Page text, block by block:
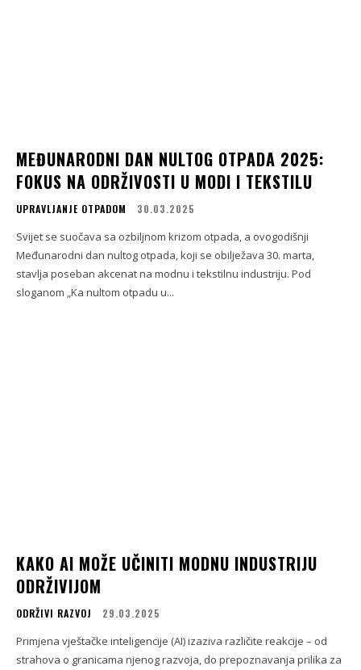
MEĐUNARODNI DAN NULTOG OTPADA 2025:
FOKUS NA ODRŽIVOSTI U MODI I TEKSTILU
UPRAVLJANJE OTPADOM 30.03.2025
Svijet se suočava sa ozbiljnom krizom otpada, a ovogodišnji
Međunarodni dan nultog otpada, koji se obilježava 30. marta,
stavlja poseban akcenat na modnu i tekstilnu industriju. Pod
sloganom „Ka nultom otpadu u...
KAKO AI MOŽE UČINITI MODNU INDUSTRIJU
ODRŽIVIJOM
ODRŽIVI RAZVOJ 29.03.2025
Primjena vještačke inteligencije (AI) izaziva različite reakcije – od
strahova o granicama njenog razvoja, do prepoznavanja prilika za